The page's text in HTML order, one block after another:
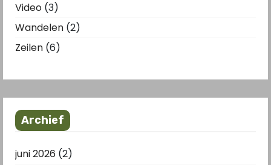
Video (3)
Wandelen (2)
Zeilen (6)
Archief
juni 2026 (2)